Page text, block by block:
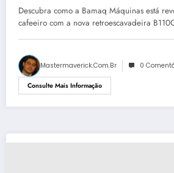
Descubra como a Bamaq Máquinas está
cafeeiro com a nova retroescavadeira
Mastermaverick.com.br 0
Consulte Mais Informação